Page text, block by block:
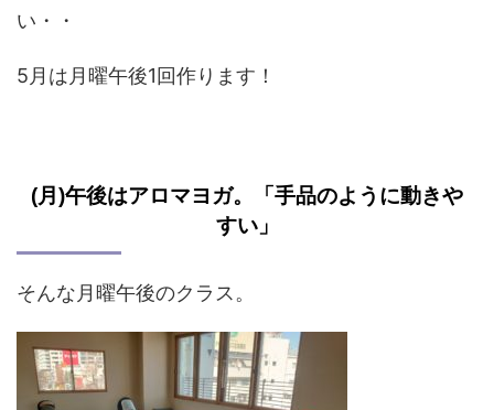
い・・
5月は月曜午後1回作ります！
(月)午後はアロマヨガ。「手品のように動きや
すい」
そんな月曜午後のクラス。